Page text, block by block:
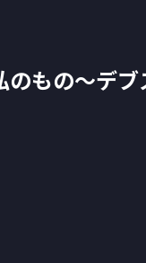
のもの～デ